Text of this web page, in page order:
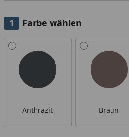
Farbe wählen
Alle anzeigen (3)
Anthrazit Braun